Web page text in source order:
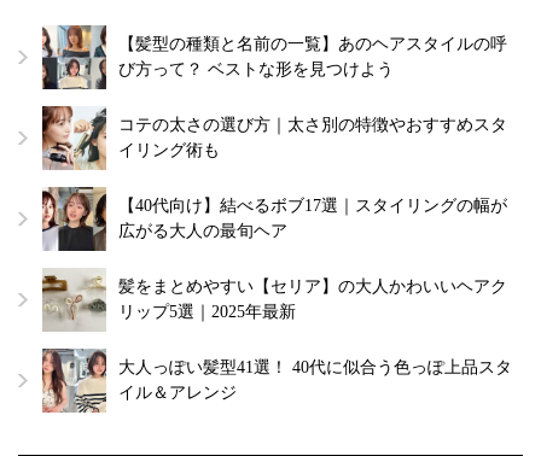
【髪型の種類と名前の一覧】あのヘアスタイルの呼
び方って？ ベストな形を見つけよう
コテの太さの選び方｜太さ別の特徴やおすすめスタ
イリング術も
【40代向け】結べるボブ17選｜スタイリングの幅が
広がる大人の最旬ヘア
髪をまとめやすい【セリア】の大人かわいいヘアク
リップ5選｜2025年最新
大人っぽい髪型41選！ 40代に似合う色っぽ上品スタ
イル＆アレンジ